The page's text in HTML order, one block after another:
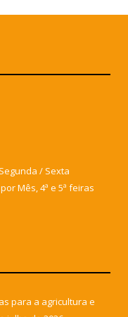
/ Sexta
Mês, 4ª e 5ª feiras
para a agricultura e